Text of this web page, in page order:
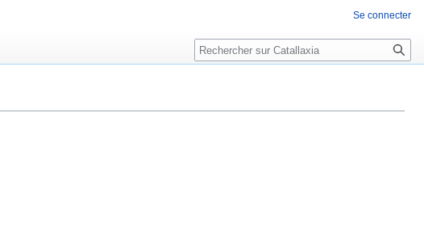
Se connecter
Rechercher